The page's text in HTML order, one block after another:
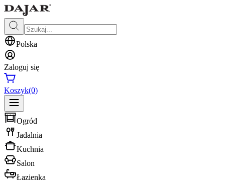
Polska
Zaloguj się
Koszyk(0)
Ogród
Jadalnia
Kuchnia
Salon
Łazienka